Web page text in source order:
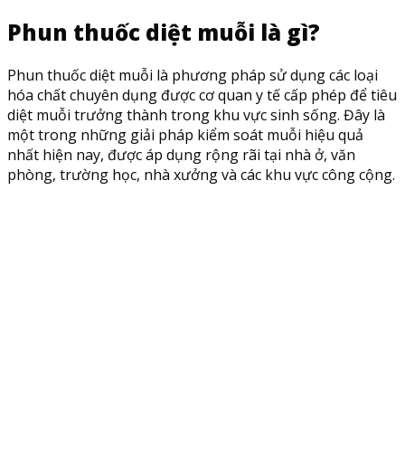
Phun thuốc diệt muỗi là gì?
Phun thuốc diệt muỗi là phương pháp sử dụng các loại
hóa chất chuyên dụng được cơ quan y tế cấp phép để tiêu
diệt muỗi trưởng thành trong khu vực sinh sống. Đây là
một trong những giải pháp kiểm soát muỗi hiệu quả
nhất hiện nay, được áp dụng rộng rãi tại nhà ở, văn
phòng, trường học, nhà xưởng và các khu vực công cộng.